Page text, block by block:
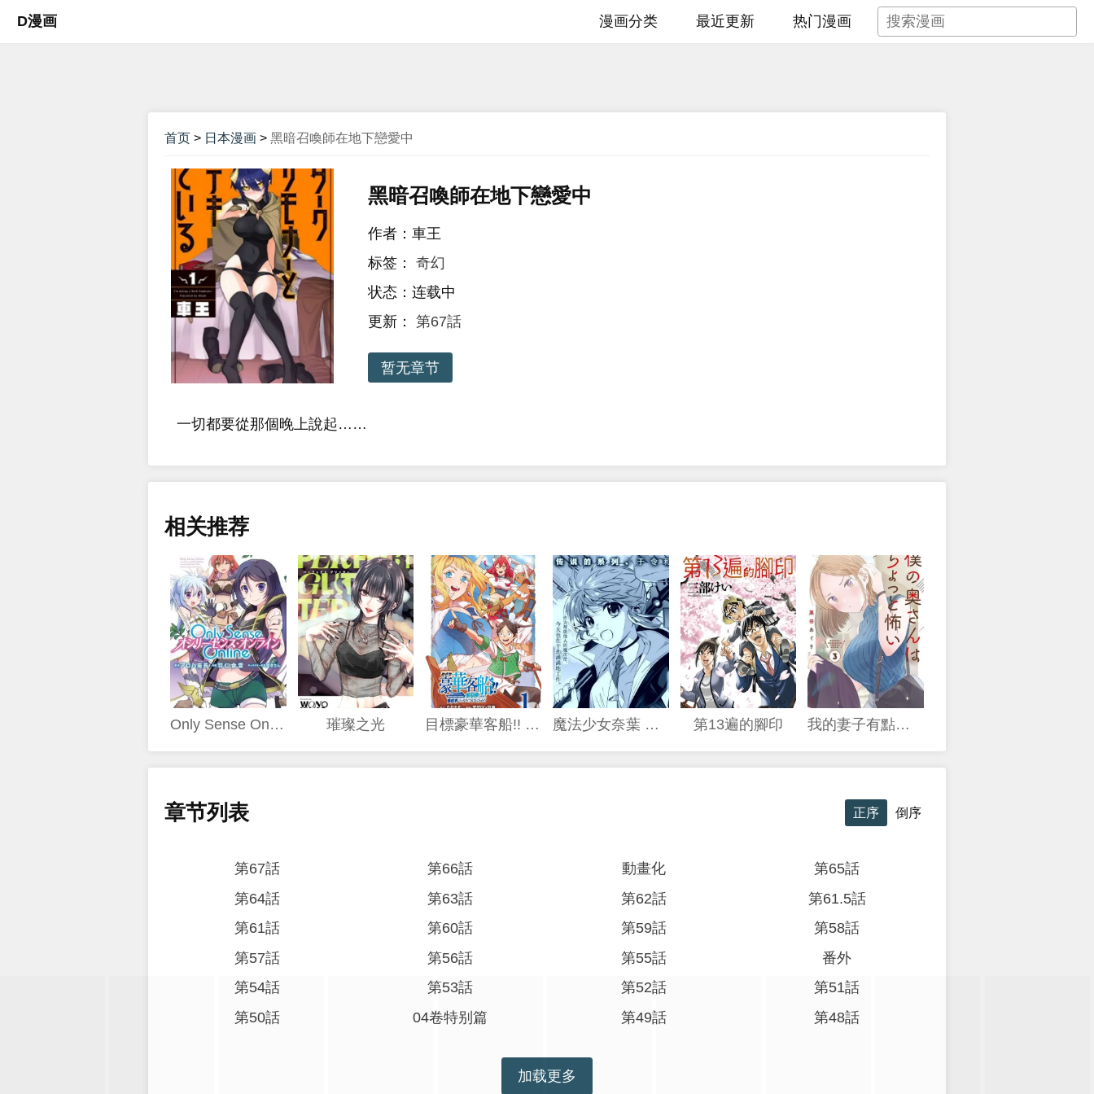
D漫画 漫画分类 最近更新 热门漫画
首页 > 日本漫画 > 黑暗召喚師在地下戀愛中
黑暗召喚師在地下戀愛中
作者：車王
标签： 奇幻
状态：连载中
更新： 第67話
暂无章节
一切都要從那個晚上說起……
相关推荐
Only Sense Online 璀璨之光 目標豪華客船!! 運用船召喚技能，在異世界開啟奢華生活 魔法少女奈葉 EXCEEDS 第13遍的腳印 我的妻子有點可怕
章节列表 正序 倒序
第67話 第66話 動畫化
第65話
第64話
第63話 第62話
第61.5話
第61話
第60話 第59話
第58話
第57話
第56話 第55話
番外
第54話
第53話 第52話
第51話
第50話
04卷特别篇 第49話 第48話
加载更多